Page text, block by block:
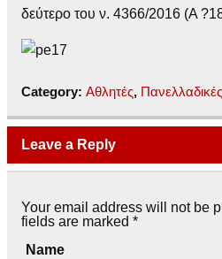
δεύτερο του ν. 4366/2016 (Α
Category: Αθλητές, Πανελλαδικές
Leave a Reply
Your email address will not be
fields are marked *
Name